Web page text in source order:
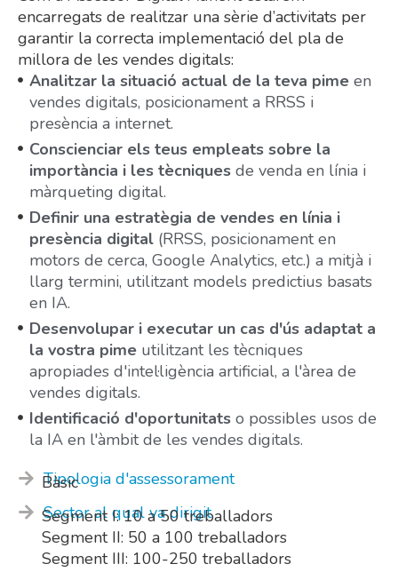
encarregats de realitzar una sèrie d’activitats per
garantir la correcta implementació del pla de
millora de les vendes digitals:
Analitzar la situació actual de la teva pimeen
vendes digitals, posicionament a RRSS i
presència a internet.
Conscienciar els teus empleats sobre la
importància i les tècniquesde venda en línia i
màrqueting digital.
Definir una estratègia de vendes en línia i
presència digital(RRSS, posicionament en
motors de cerca, Google Analytics, etc.) a mitjà i
llarg termini, utilitzant models predictius basats
en IA.
Desenvolupar i executar un cas d'ús adaptat a
la vostra pimeutilitzant les tècniques
apropiades d'intel·ligència artificial, a l'àrea de
vendes digitals.
Identificació d'oportunitatso possibles usos de
la IA en l'àmbit de les vendes digitals.
Tipologia d'assessorament
Bàsic
Sector al qual va dirigit
Segment I: 10 a 50 treballadors
Segment II: 50 a 100 treballadors
Segment III: 100-250 treballadors